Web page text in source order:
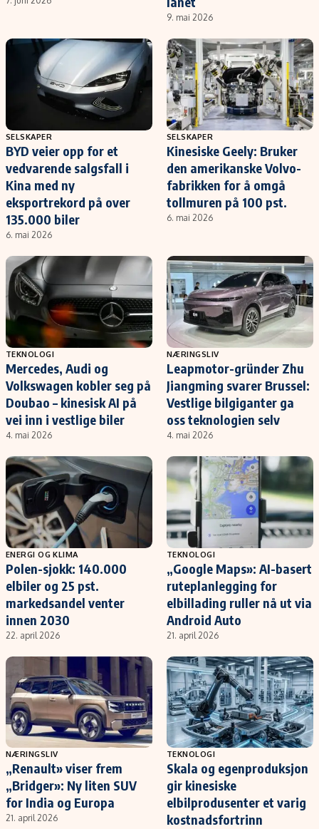
9. mai 2026
SELSKAPER
BYD veier opp for et
vedvarende salgsfall i
Kina med ny
eksportrekord på over
135.000 biler
6. mai 2026
SELSKAPER
Kinesiske Geely: Bruker
den amerikanske Volvo-
fabrikken for å omgå
tollmuren på 100 pst.
6. mai 2026
TEKNOLOGI
Mercedes, Audi og
Volkswagen kobler seg på
Doubao – kinesisk AI på
vei inn i vestlige biler
4. mai 2026
NÆRINGSLIV
Leapmotor-gründer Zhu
Jiangming svarer Brussel:
Vestlige bilgiganter ga
oss teknologien selv
4. mai 2026
ENERGI OG KLIMA
Polen-sjokk: 140.000
elbiler og 25 pst.
markedsandel venter
innen 2030
22. april 2026
TEKNOLOGI
„Google Maps»: AI-basert
ruteplanlegging for
elbillading ruller nå ut via
Android Auto
21. april 2026
NÆRINGSLIV
„Renault» viser frem
„Bridger»: Ny liten SUV
for India og Europa
21. april 2026
TEKNOLOGI
Skala og egenproduksjon
gir kinesiske
elbilprodusenter et varig
kostnadsfortrinn